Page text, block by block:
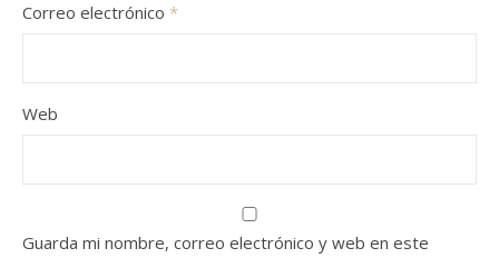
Correo electrónico *
Web
Guarda mi nombre, correo electrónico y web en este